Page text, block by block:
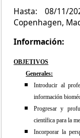
Hasta: 08/11/
Copenhagen,
Información:
OBJETIVOS
Generales:
Introducir al
información
Progresar y
científica para la
Incorporar la